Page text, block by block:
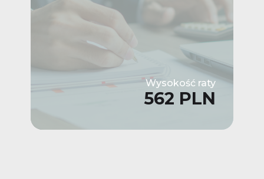
Wysokość raty
562 PLN